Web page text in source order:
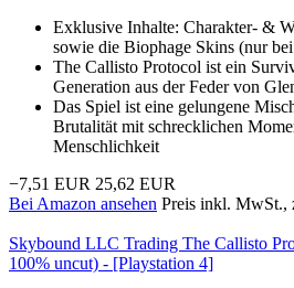
Exklusive Inhalte: Charakter- &
sowie die Biophage Skins (nur
The Callisto Protocol ist ein
Generation aus der Feder von
Das Spiel ist eine gelungene
Brutalität mit schrecklichen
Menschlichkeit
−7,51 EUR 25,62 EUR
Bei Amazon ansehen Preis inkl. MwSt.,
Skybound LLC Trading The Callisto
100% uncut) - [Playstation 4]